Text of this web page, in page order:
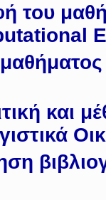
του
και